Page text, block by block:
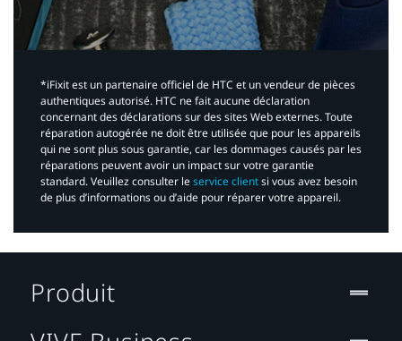
*iFixit est un partenaire officiel de HTC et un vendeur de pièces
authentiques autorisé. HTC ne fait aucune déclaration
concernant des déclarations sur des sites Web externes. Toute
réparation autogérée ne doit être utilisée que pour les appareils
qui ne sont plus sous garantie, car les dommages causés par les
réparations peuvent avoir un impact sur votre garantie
standard. Veuillez consulter leservice clientsi vous avez besoin
de plus d’informations ou d’aide pour réparer votre appareil.​
Produit